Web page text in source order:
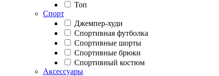
Топ
Спорт
Джемпер-худи
Спортивная футболка
Спортивные шорты
Спортивные брюки
Спортивный костюм
Аксессуары